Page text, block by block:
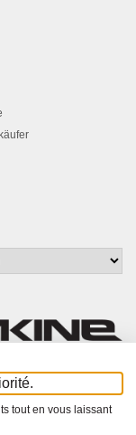
unseren Newsletter an!
tout en vous laissant